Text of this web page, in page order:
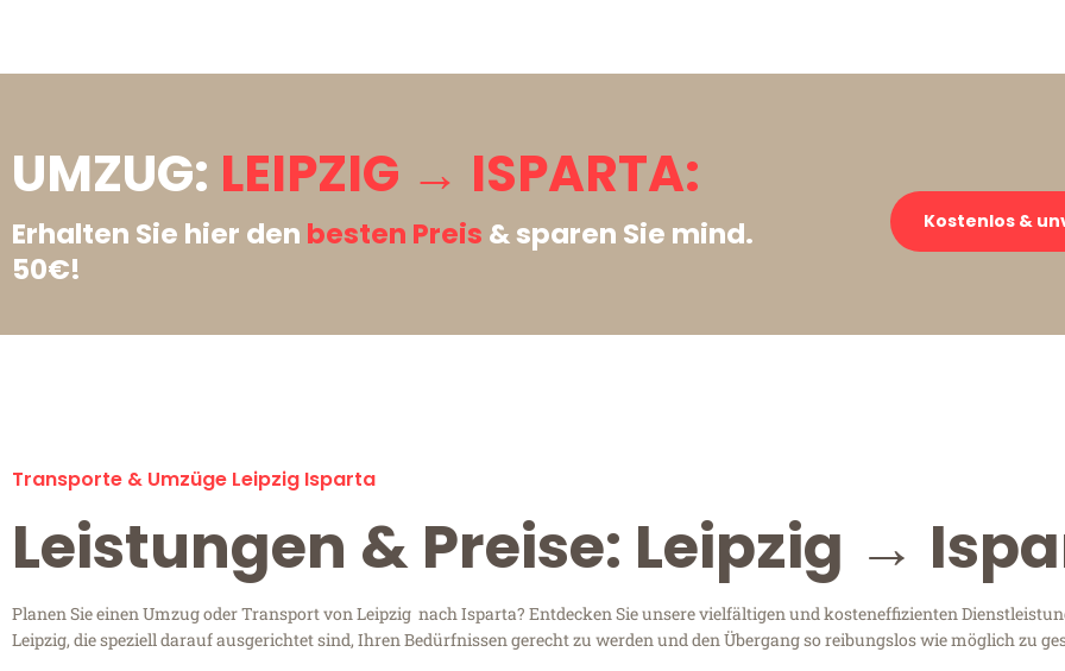
UMZUG: LEIPZIG → ISPARTA:
Erhalten Sie hier den besten Preis & sparen Sie mind.
50€!
Kostenlos &
Transporte & Umzüge Leipzig Isparta
Leistungen & Preise: Leipzig →
Planen Sie einen Umzug oder Transport von Leipzig nach Isparta? Entdecken Sie unsere vielfältigen und kosteneffizienten
Leipzig, die speziell darauf ausgerichtet sind, Ihren Bedürfnissen gerecht zu werden und den Übergang so reibungslos wie möglich zu